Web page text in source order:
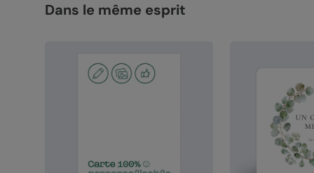
Dans le même esprit